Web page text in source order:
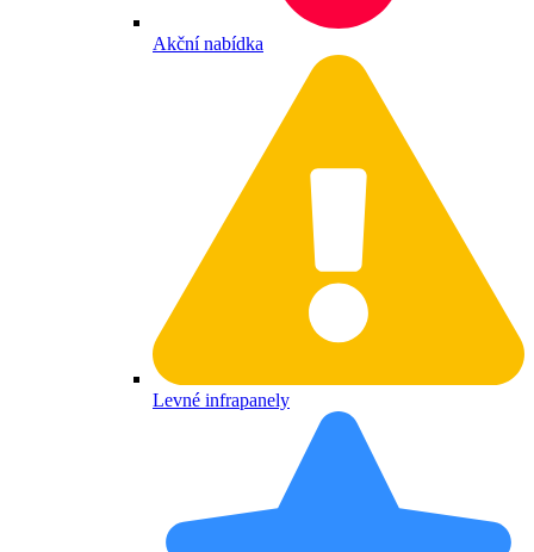
Akční nabídka
Levné infrapanely